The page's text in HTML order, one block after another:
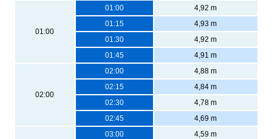
01:00
01:00
4,92 m
01:15
4,93 m
01:30
4,92 m
01:45
4,91 m
02:00
02:00
4,88 m
02:15
4,84 m
02:30
4,78 m
02:45
4,69 m
03:00
4,59 m